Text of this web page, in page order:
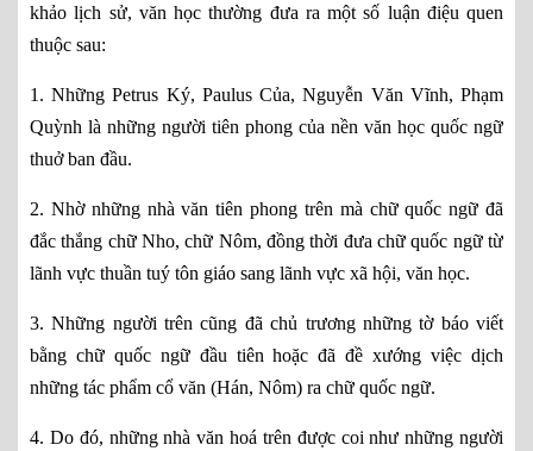
khảo lịch sử, văn học thường đưa ra một số luận điệu quen
thuộc sau:
1. Những Petrus Ký, Paulus Của, Nguyễn Văn Vĩnh, Phạm
Quỳnh là những người tiên phong của nền văn học quốc ngữ
thuở ban đầu.
2. Nhờ những nhà văn tiên phong trên mà chữ quốc ngữ đã
đắc thắng chữ Nho, chữ Nôm, đồng thời đưa chữ quốc ngữ từ
lãnh vực thuần tuý tôn giáo sang lãnh vực xã hội, văn học.
3. Những người trên cũng đã chủ trương những tờ báo viết
bằng chữ quốc ngữ đầu tiên hoặc đã đề xướng việc dịch
những tác phẩm cổ văn (Hán, Nôm) ra chữ quốc ngữ.
4. Do đó, những nhà văn hoá trên được coi như những người